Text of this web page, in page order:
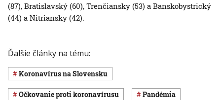
(87), Bratislavský (60), Trenčiansky (53) a Banskobystrický
(44) a Nitriansky (42).
Ďalšie články na tému:
koronavírus na Slovensku
očkovanie proti koronavírusu pandémia